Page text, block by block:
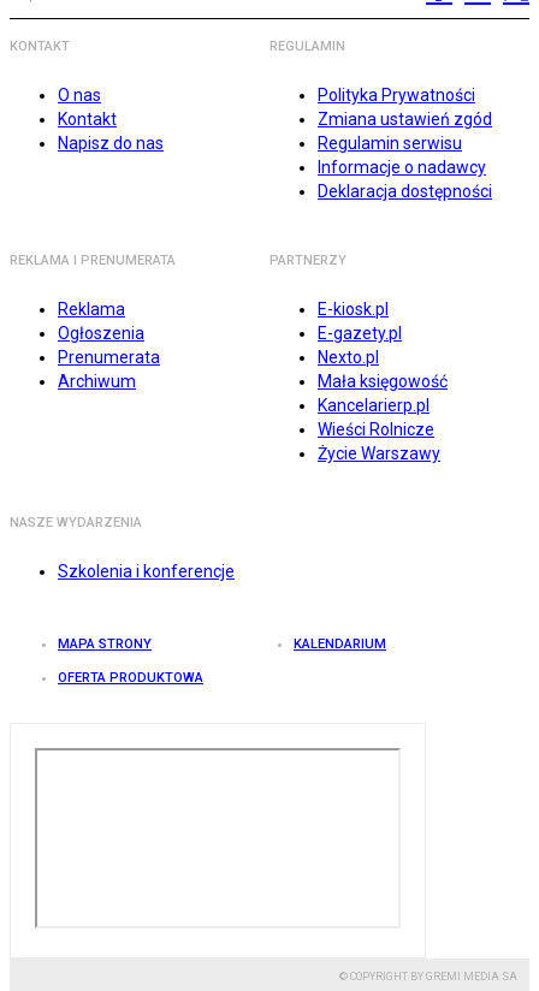
KONTAKT
O nas
Kontakt
Napisz do nas
REGULAMIN
Polityka Prywatności
Zmiana ustawień zgód
Regulamin serwisu
Informacje o nadawcy
Deklaracja dostępności
REKLAMA I PRENUMERATA
Reklama
Ogłoszenia
Prenumerata
Archiwum
PARTNERZY
E-kiosk.pl
E-gazety.pl
Nexto.pl
Mała księgowość
Kancelarierp.pl
Wieści Rolnicze
Życie Warszawy
NASZE WYDARZENIA
Szkolenia i konferencje
MAPA STRONY KALENDARIUM
OFERTA PRODUKTOWA
© COPYRIGHT BY GREMI MEDIA SA